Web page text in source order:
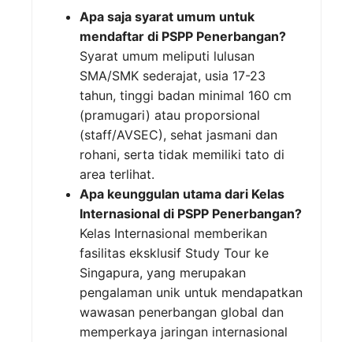
Apa saja syarat umum untuk
mendaftar di PSPP Penerbangan?
Syarat umum meliputi lulusan
SMA/SMK sederajat, usia 17-23
tahun, tinggi badan minimal 160 cm
(pramugari) atau proporsional
(staff/AVSEC), sehat jasmani dan
rohani, serta tidak memiliki tato di
area terlihat.
Apa keunggulan utama dari Kelas
Internasional di PSPP Penerbangan?
Kelas Internasional memberikan
fasilitas eksklusif Study Tour ke
Singapura, yang merupakan
pengalaman unik untuk mendapatkan
wawasan penerbangan global dan
memperkaya jaringan internasional